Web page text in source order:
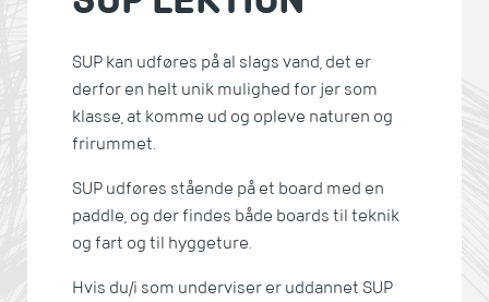
SUP kan udføres på al slags vand, det er
derfor en helt unik mulighed for jer som
klasse, at komme ud og opleve naturen og
frirummet.
SUP udføres stående på et board med en
paddle, og der findes både boards til teknik
og fart og til hyggeture.
Hvis du/i som underviser er uddannet SUP